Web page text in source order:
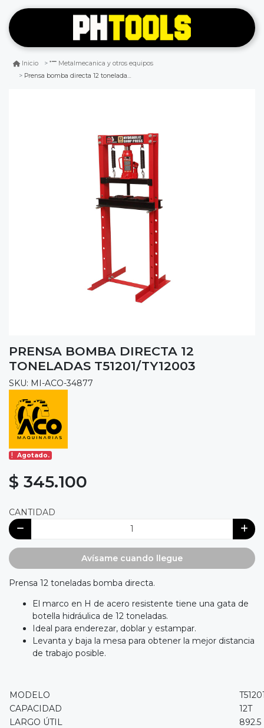
Inicio
Metalmecanica y otros equipos
Prensa bomba directa 12 toneladas t51201/ty12003
PRENSA BOMBA DIRECTA 12
TONELADAS T51201/TY12003
SKU: MI-ACO-34877
Agotado.
$ 345.100
CANTIDAD
Avísame cuando llegue
Prensa 12 toneladas bomba directa.
El marco en H de acero resistente tiene una gata de
botella hidráulica de 12 toneladas.
Ideal para enderezar, doblar y estampar.
Levanta y baja la mesa para obtener la mejor distancia
de trabajo posible.
MODELO
CAPACIDAD
12T
LARGO ÚTIL
892.5